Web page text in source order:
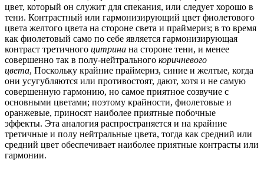
цвет, который он служит для спекания, или следует хорошо в
тени. Контрастный или гармонизирующий цвет фиолетового
цвета желтого цвета на стороне света и праймериз; в то время
как фиолетовый само по себе является гармонизирующая
контраст третичного цитрина на стороне тени, и менее
совершенно так в полу-нейтрального коричневого
цвета, Поскольку крайние праймериз, синие и желтые, когда
они усугубляются или противостоят, дают, хотя и не самую
совершенную гармонию, но самое приятное созвучие с
основными цветами; поэтому крайности, фиолетовые и
оранжевые, приносят наиболее приятные побочные
эффекты. Эта аналогия распространяется и на крайние
третичные и полу нейтральные цвета, тогда как средний или
средний цвет обеспечивает наиболее приятные контрасты или
гармонии.